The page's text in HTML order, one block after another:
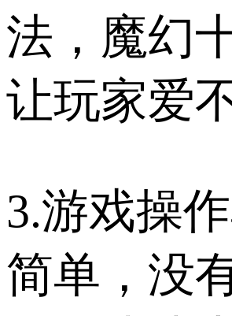
法，魔幻
让玩家爱
3.游戏操
简单，没